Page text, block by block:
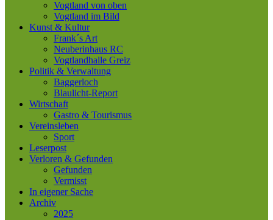
Vogtland von oben
Vogtland im Bild
Kunst & Kultur
Frank´s Art
Neuberinhaus RC
Vogtlandhalle Greiz
Politik & Verwaltung
Baggerloch
Blaulicht-Report
Wirtschaft
Gastro & Tourismus
Vereinsleben
Sport
Leserpost
Verloren & Gefunden
Gefunden
Vermisst
In eigener Sache
Archiv
2025